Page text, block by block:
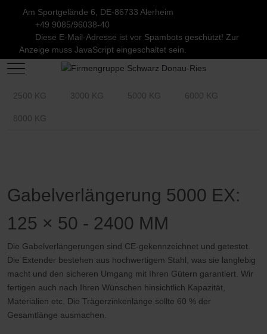
Am Sportgelände 6, DE-86733 Alerheim
+49 9085/96038-40
Diese E-Mail-Adresse ist vor Spambots geschützt! Zur
Anzeige muss JavaScript eingeschaltet sein.
Mobile Menu Toggle
2500 KG 3000 KG 5000 KG 6000 KG
8000 KG
Gabelverlängerung 5000 EX:
125 × 50 - 2400 MM
Die Gabelverlängerungen sind CE-gekennzeichnet und getestet.
Die Extender bestehen aus hochwertigem Stahl, was sie langlebig
macht und den sicheren Umgang mit Ihren Gütern garantiert. Wir
fertigen auch nach Ihren Wünschen hinsichtlich Kapazität,
Materialien etc. Die Trägerzinkenlänge sollte 60 % der
Gesamtlänge ausmachen.